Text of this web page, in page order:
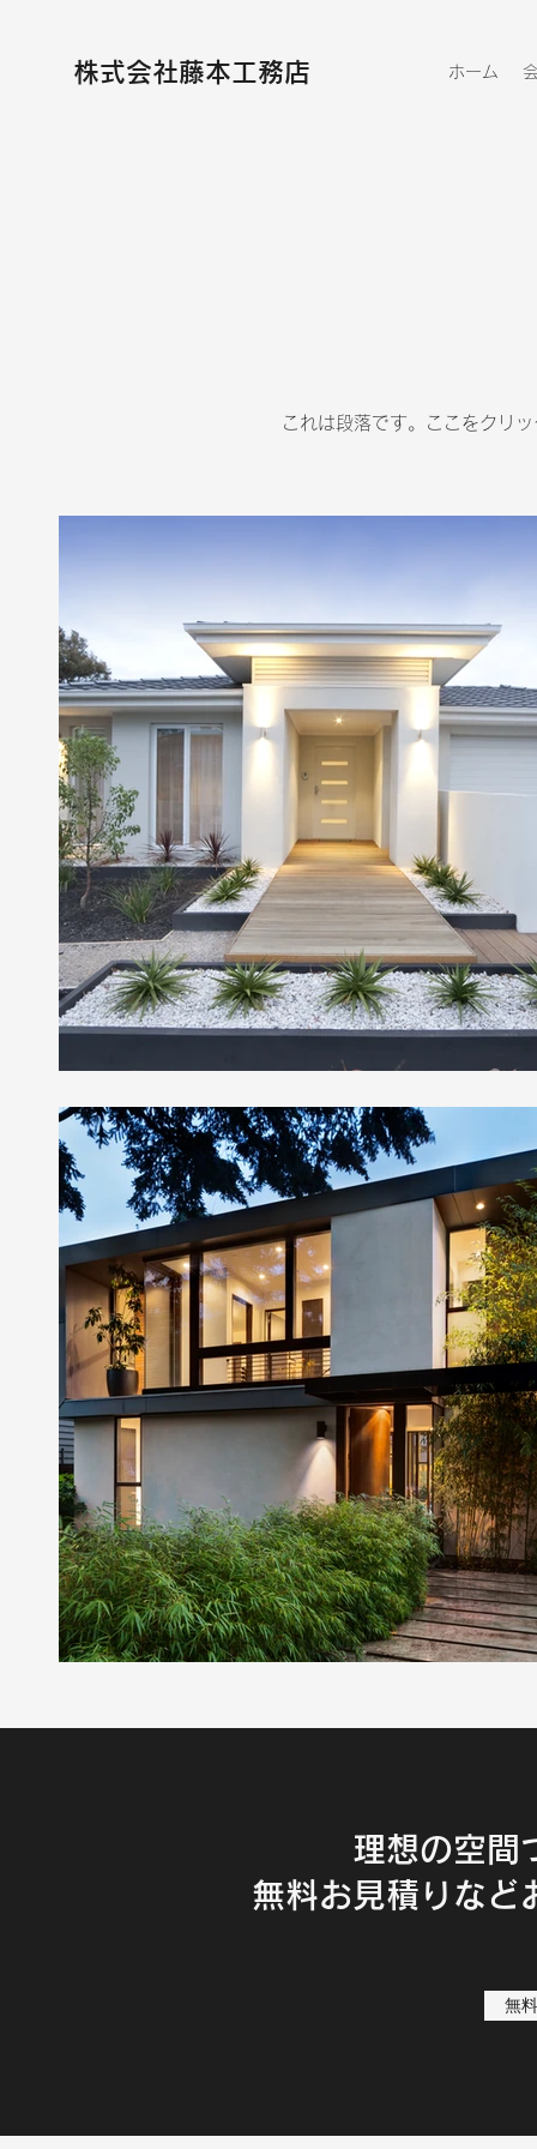
株式会社藤本工務店 ホーム
これは段落です。ここをクリ
理想の空間
無料お見積りなど
無